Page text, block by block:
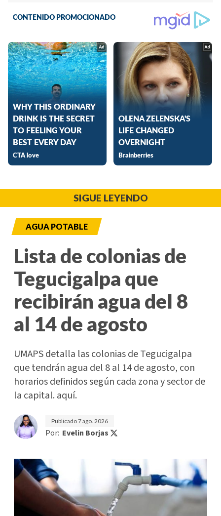
SIGUE LEYENDO
AGUA POTABLE
Lista de colonias de
Tegucigalpa que
recibirán agua del 8
al 14 de agosto
UMAPS detalla las colonias de Tegucigalpa
que tendrán agua del 8 al 14 de agosto, con
horarios definidos según cada zona y sector de
la capital. aquí.
Publicado7 ago. 2026
Por: Evelin Borjas